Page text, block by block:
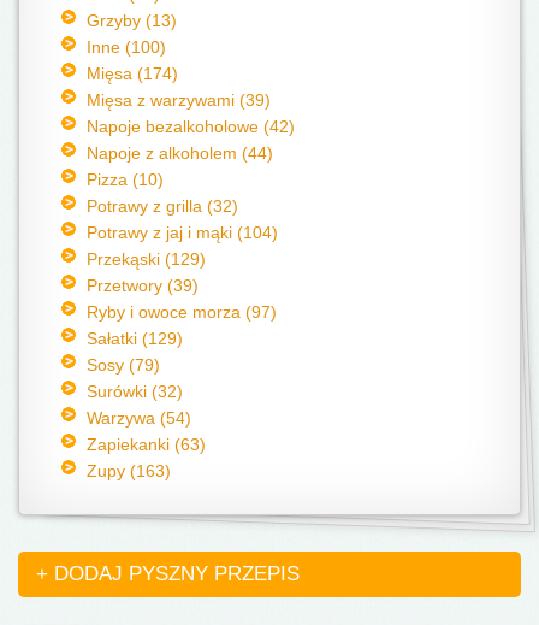
Grzyby (13)
Inne (100)
Mięsa (174)
Mięsa z warzywami (39)
Napoje bezalkoholowe (42)
Napoje z alkoholem (44)
Pizza (10)
Potrawy z grilla (32)
Potrawy z jaj i mąki (104)
Przekąski (129)
Przetwory (39)
Ryby i owoce morza (97)
Sałatki (129)
Sosy (79)
Surówki (32)
Warzywa (54)
Zapiekanki (63)
Zupy (163)
+ DODAJ PYSZNY PRZEPIS